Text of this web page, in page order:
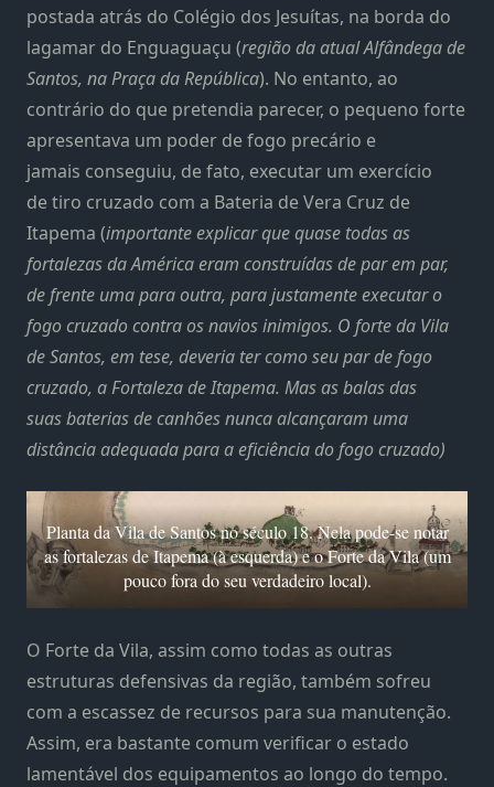
postada atrás do Colégio dos Jesuítas, na borda do
lagamar do Enguaguaçu (região da atual Alfândega de
Santos, na Praça da República). No entanto, ao
contrário do que pretendia parecer, o pequeno forte
apresentava um poder de fogo precário e
jamais conseguiu, de fato, executar um exercício
de tiro cruzado com a Bateria de Vera Cruz de
Itapema (importante explicar que quase todas as
fortalezas da América eram construídas de par em par,
de frente uma para outra, para justamente executar o
fogo cruzado contra os navios inimigos. O forte da Vila
de Santos, em tese, deveria ter como seu par de fogo
cruzado, a Fortaleza de Itapema. Mas as balas das
suas baterias de canhões nunca alcançaram uma
distância adequada para a eficiência do fogo cruzado)
Planta da Vila de Santos no século 18. Nela pode-se notar
as fortalezas de Itapema (à esquerda) e o Forte da Vila (um
pouco fora do seu verdadeiro local).
O Forte da Vila, assim como todas as outras
estruturas defensivas da região, também sofreu
com a escassez de recursos para sua manutenção.
Assim, era bastante comum verificar o estado
lamentável dos equipamentos ao longo do tempo.